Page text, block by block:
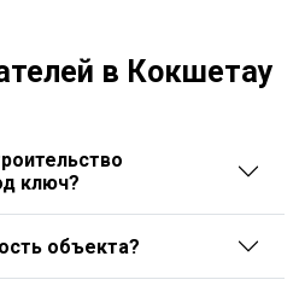
в Кокшетау
ключ?
объекта?